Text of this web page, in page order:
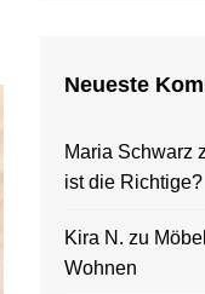
Neueste
Maria Schwarz
ist die Richtige?
Kira N. zu
Wohnen